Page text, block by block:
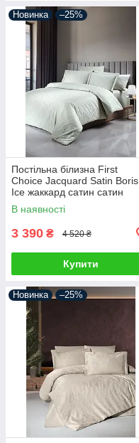
Новинка –25%
Постільна білизна First
Choice Jacquard Satin Boris
Ice жаккард сатин сатин
Туреччина 200х220см
В наявності
3 390 ₴ 4 520 ₴
Купити
Новинка –25%